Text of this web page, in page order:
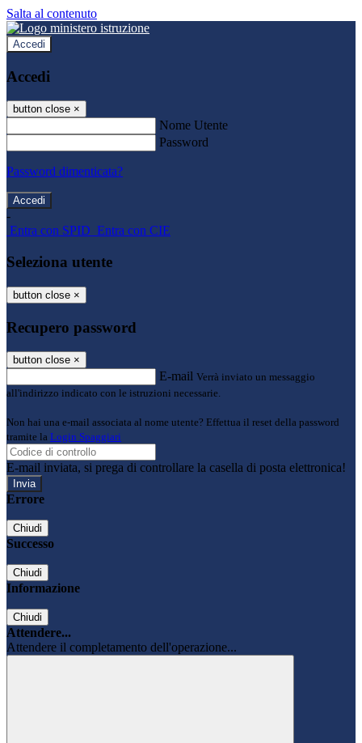
Salta al contenuto
Accedi
Accedi
button close ×
Nome Utente
Password
Password dimenticata?
-
Entra con SPID Entra con CIE
Seleziona utente
button close ×
Recupero password
button close ×
E-mail Verrà inviato un messaggio
all'indirizzo indicato con le istruzioni necessarie.
Non hai una e-mail associata al nome utente? Effettua il reset della password
tramite la Login Spaggiari
E-mail inviata, si prega di controllare la casella di posta elettronica!
Errore
Chiudi
Successo
Chiudi
Informazione
Chiudi
Attendere...
Attendere il completamento dell'operazione...